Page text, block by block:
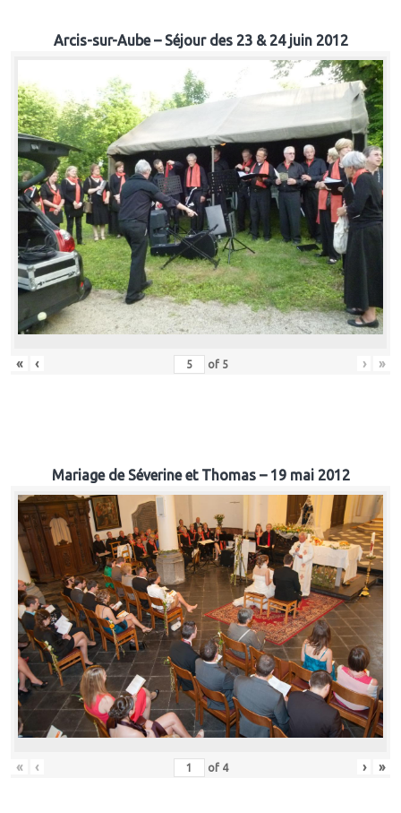
Arcis-sur-Aube – Séjour des 23 & 24 juin 2012
« ‹ of 5 › »
Mariage de Séverine et Thomas – 19 mai 2012
« ‹ of 4 › »